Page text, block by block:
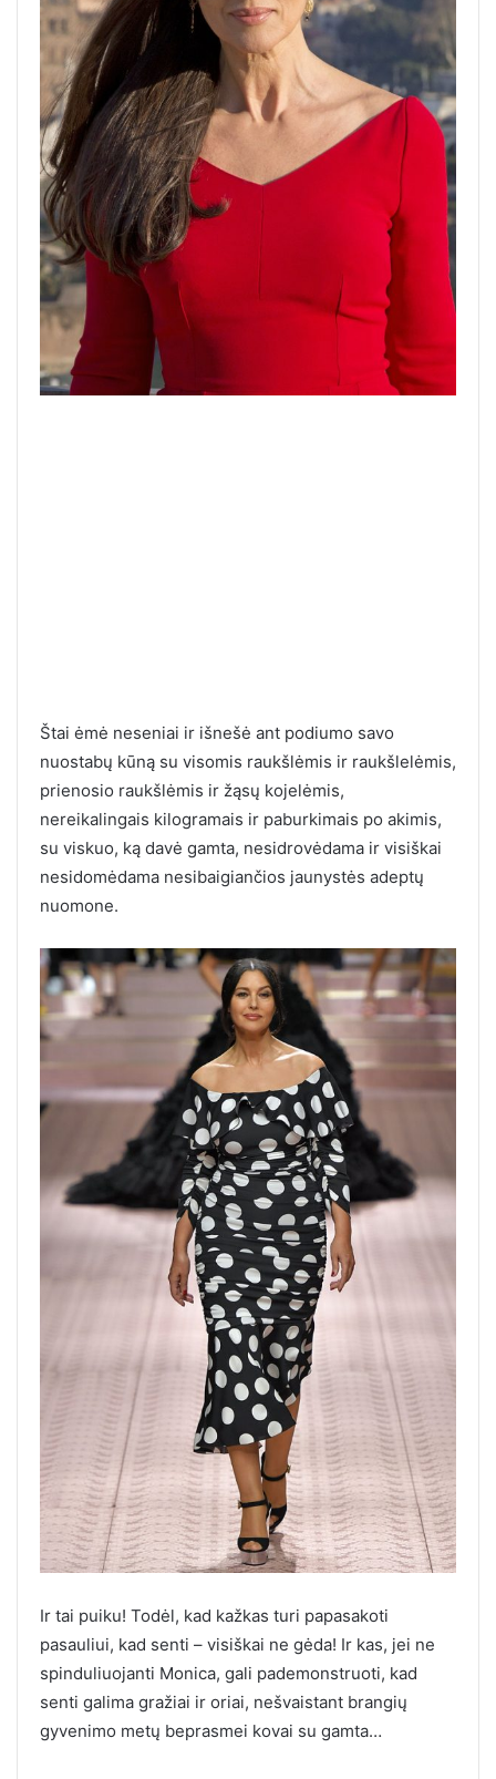
Štai ėmė neseniai ir išnešė ant podiumo savo
nuostabų kūną su visomis raukšlėmis ir raukšlelėmis,
prienosio raukšlėmis ir žąsų kojelėmis,
nereikalingais kilogramais ir paburkimais po akimis,
su viskuo, ką davė gamta, nesidrovėdama ir visiškai
nesidomėdama nesibaigiančios jaunystės adeptų
nuomone.
Ir tai puiku! Todėl, kad kažkas turi papasakoti
pasauliui, kad senti – visiškai ne gėda! Ir kas, jei ne
spinduliuojanti Monica, gali pademonstruoti, kad
senti galima gražiai ir oriai, nešvaistant brangių
gyvenimo metų beprasmei kovai su gamta…